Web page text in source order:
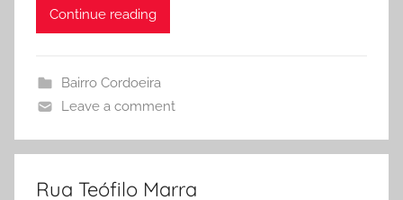
Continue reading
Bairro Cordoeira
Leave a comment
Rua Teófilo Marra